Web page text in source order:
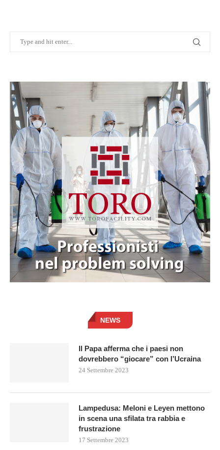
NEWS
Il Papa afferma che i paesi non
dovrebbero “giocare” con l’Ucraina
24 Settembre 2023
Lampedusa: Meloni e Leyen mettono
in scena una sfilata tra rabbia e
frustrazione
17 Settembre 2023